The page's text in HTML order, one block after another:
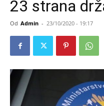
23 strana
Od Admin - 23/10/2020 - 19:17